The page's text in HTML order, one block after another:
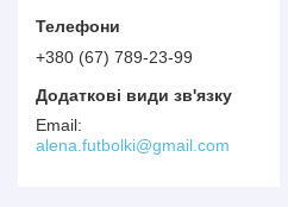
+380 (67) 789-23-99
alena.futbolki@gmail.com